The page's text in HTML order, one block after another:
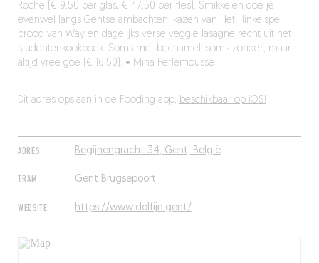
ADRES Begijnengracht 34, Gent, België
TRAM Gent Brugsepoort
WEBSITE https://www.dolfijn.gent/
Roche (€ 9,50 per glas, € 47,50 per fles). Smikkelen doe je
evenwel langs Gentse ambachten: kazen van Het Hinkelspel,
brood van Way en dagelijks verse veggie lasagne recht uit het
studentenkookboek. Soms met bechamel, soms zonder, maar
altijd vree goe (€ 16,50). • Mina Perlemousse
Dit adres opslaan in de Fooding app, beschikbaar op iOS!